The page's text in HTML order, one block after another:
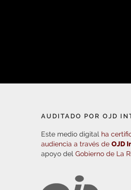
AUDITADO POR OJD
Este medio digital ha
audiencia a través deOJD
apoyo delGobierno de La